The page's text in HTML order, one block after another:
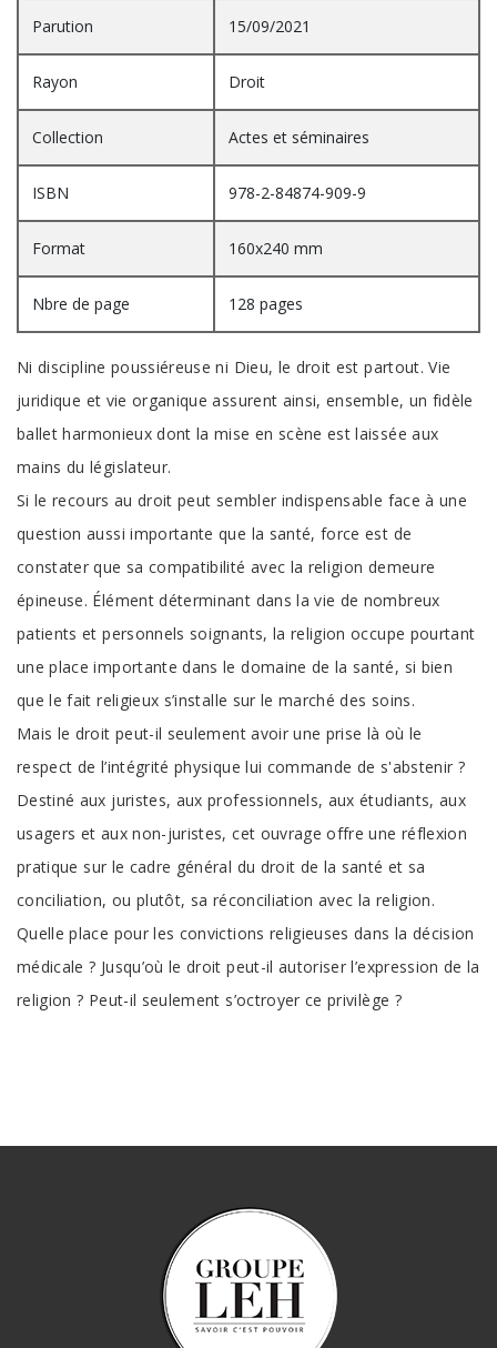
Parution 15/09/2021
Rayon Droit
Collection Actes et séminaires
ISBN 978-2-84874-909-9
Format 160x240 mm
Nbre de page 128 pages
Ni discipline poussiéreuse ni Dieu, le droit est partout. Vie
juridique et vie organique assurent ainsi, ensemble, un fidèle
ballet harmonieux dont la mise en scène est laissée aux
mains du législateur.
Si le recours au droit peut sembler indispensable face à une
question aussi importante que la santé, force est de
constater que sa compatibilité avec la religion demeure
épineuse. Élément déterminant dans la vie de nombreux
patients et personnels soignants, la religion occupe pourtant
une place importante dans le domaine de la santé, si bien
que le fait religieux s’installe sur le marché des soins.
Mais le droit peut-il seulement avoir une prise là où le
respect de l’intégrité physique lui commande de s'abstenir ?
Destiné aux juristes, aux professionnels, aux étudiants, aux
usagers et aux non-juristes, cet ouvrage offre une réflexion
pratique sur le cadre général du droit de la santé et sa
conciliation, ou plutôt, sa réconciliation avec la religion.
Quelle place pour les convictions religieuses dans la décision
médicale ? Jusqu’où le droit peut-il autoriser l’expression de la
religion ? Peut-il seulement s’octroyer ce privilège ?